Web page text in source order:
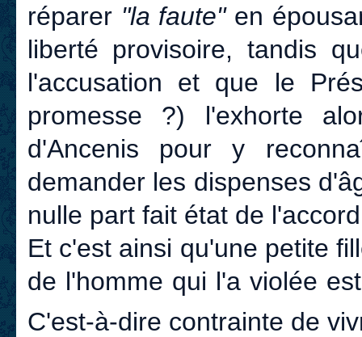
réparer "la faute" en
liberté provisoire, tandis
l'accusation et que le
promesse ?) l'exhorte
d'Ancenis pour y
demander les dispenses
nulle part fait état de
Et c'est ainsi qu'une petite
de l'homme qui l'a violée
C'est-à-dire contrainte de